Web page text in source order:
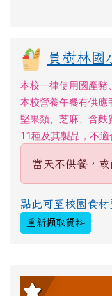
員樹林
本校一律使用國產豬
本校營養午餐有供應
堅果類、芝麻、含麩
11種及其製品，不
當天不供餐，或
點此可至校園食
重新擷取資料
左邊區域內